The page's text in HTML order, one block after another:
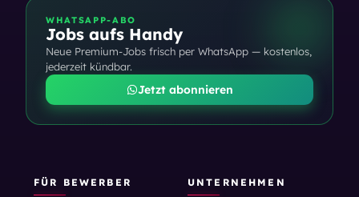
WHATSAPP-ABO
Jobs aufs Handy
Neue Premium-Jobs frisch per WhatsApp — kostenlos,
jederzeit kündbar.
Jetzt abonnieren
FÜR BEWERBER UNTERNEHMEN